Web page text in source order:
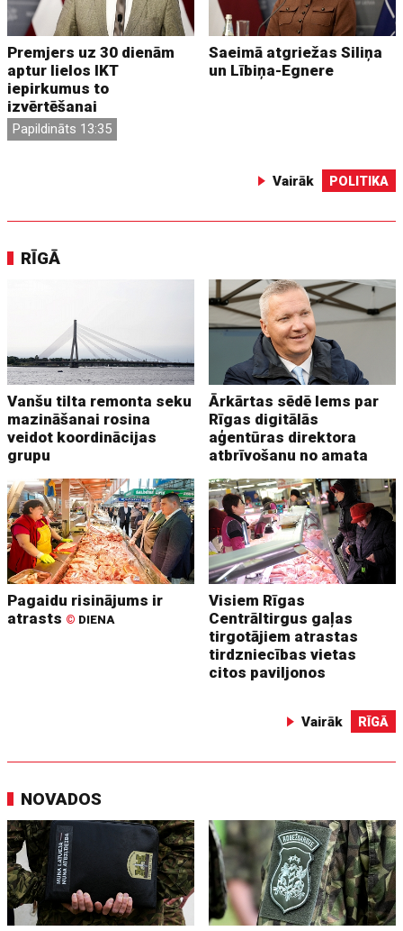
Premjers uz 30 dienām
aptur lielos IKT
iepirkumus to
izvērtēšanai
Papildināts 13:35
Saeimā atgriežas Siliņa
un Lībiņa-Egnere
Vairāk POLITIKA
RĪGĀ
Vanšu tilta remonta seku
mazināšanai rosina
veidot koordinācijas
grupu
Ārkārtas sēdē lems par
Rīgas digitālās
aģentūras direktora
atbrīvošanu no amata
Pagaidu risinājums ir
atrasts © DIENA
Visiem Rīgas
Centrāltirgus gaļas
tirgotājiem atrastas
tirdzniecības vietas
citos paviljonos
Vairāk RĪGĀ
NOVADOS